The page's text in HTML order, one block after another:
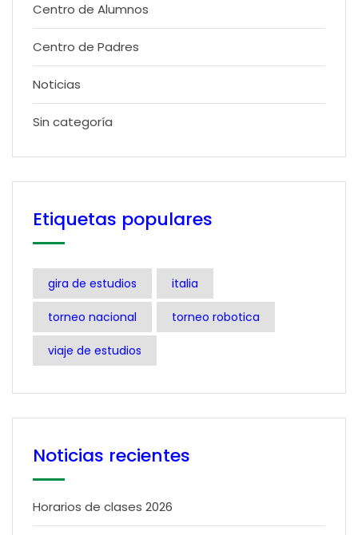
Centro de Alumnos
Centro de Padres
Noticias
Sin categoría
Etiquetas populares
gira de estudios italia
torneo nacional torneo robotica
viaje de estudios
Noticias recientes
Horarios de clases 2026